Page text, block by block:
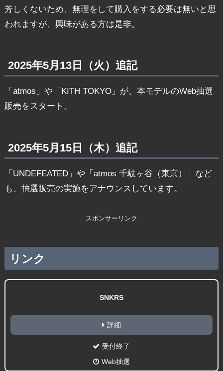
芳しくないため、無理をして購入をする必要は無いと思
われますが、興味がある方は是非。
2025年5月13日（火）追記
「atmos」や「KITH TOKYO」が、本モデルのWeb抽選
販売をスタート。
2025年5月15日（木）追記
「UNDEFEATED」や「atmos 千駄ヶ谷（東京）」など
も、抽選販売の実施をアナウンスしています。
スポンサーリンク
リンク
SNKRS
詳細
受付終了
Web抽選